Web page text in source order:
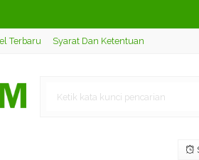
Terbaru Syarat Dan Ketentuan